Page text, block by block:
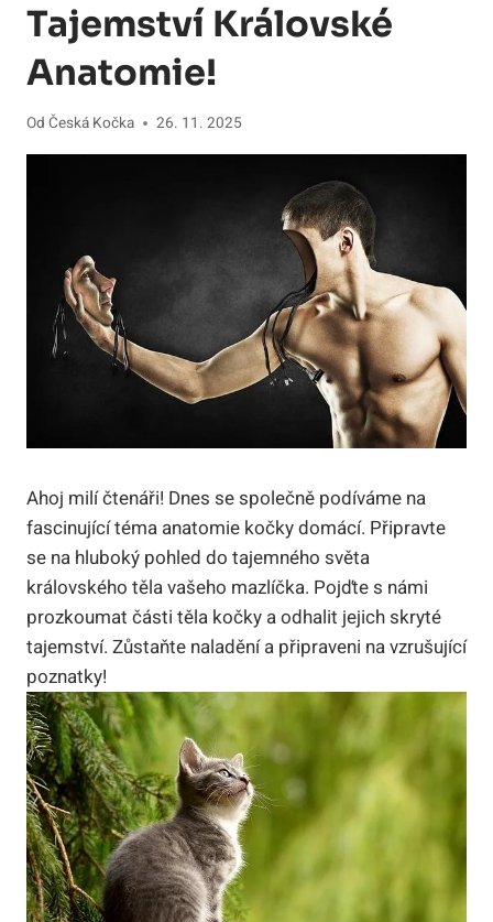
Tajemství Královské
Anatomie!
Od Česká Kočka 26. 11. 2025
Ahoj milí čtenáři! Dnes se společně podíváme na
fascinující téma anatomie kočky domácí. Připravte
se na hluboký pohled do tajemného světa
královského těla vašeho mazlíčka. Pojďte s námi
prozkoumat části těla kočky a odhalit jejich skryté
tajemství. Zůstaňte naladění a připraveni na vzrušující
poznatky!